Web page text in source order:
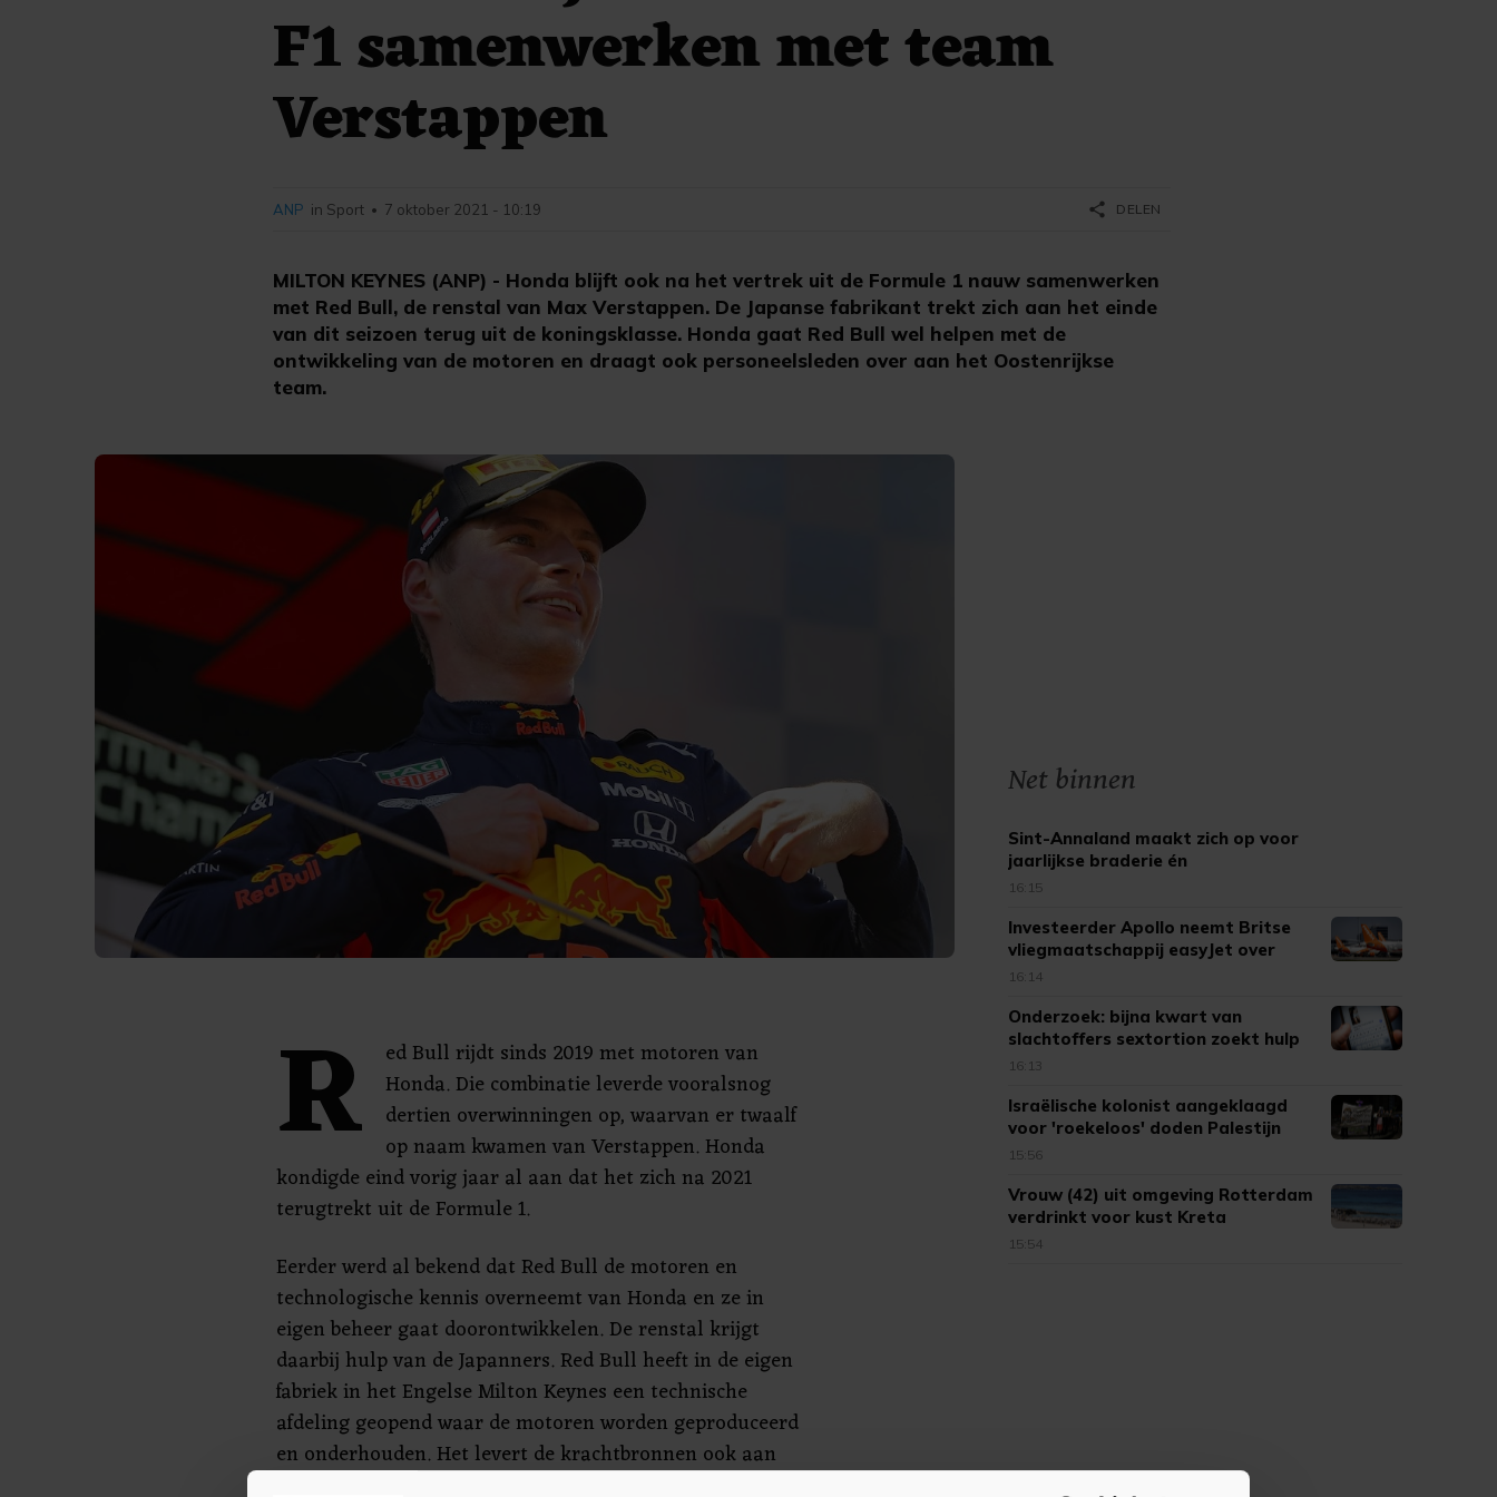
F1 samenwerken met team
Verstappen
MILTON KEYNES (ANP) - Honda blijft ook na het vertrek uit de Formule 1 nauw samenwerken
met Red Bull, de renstal van Max Verstappen. De Japanse fabrikant trekt zich aan het einde
van dit seizoen terug uit de koningsklasse. Honda gaat Red Bull wel helpen met de
ontwikkeling van de motoren en draagt ook personeelsleden over aan het Oostenrijkse
team.
ANP in Sport • 7 oktober 2021 - 10:19 share DELEN
R
ed Bull rijdt sinds 2019 met motoren van
Honda. Die combinatie leverde vooralsnog
dertien overwinningen op, waarvan er twaalf
op naam kwamen van Verstappen. Honda
kondigde eind vorig jaar al aan dat het zich na 2021
terugtrekt uit de Formule 1.
Eerder werd al bekend dat Red Bull de motoren en
technologische kennis overneemt van Honda en ze in
eigen beheer gaat doorontwikkelen. De renstal krijgt
daarbij hulp van de Japanners. Red Bull heeft in de eigen
fabriek in het Engelse Milton Keynes een technische
afdeling geopend waar de motoren worden geproduceerd
en onderhouden. Het levert de krachtbronnen ook aan
Net binnen
Sint-Annaland maakt zich op voor
jaarlijkse braderie én
kinderbraderie
16:15
Investeerder Apollo neemt Britse
vliegmaatschappij easyJet over
16:14
Onderzoek: bijna kwart van
slachtoffers sextortion zoekt hulp
16:13
Israëlische kolonist aangeklaagd
voor 'roekeloos' doden Palestijn
15:56
Vrouw (42) uit omgeving Rotterdam
verdrinkt voor kust Kreta
15:54